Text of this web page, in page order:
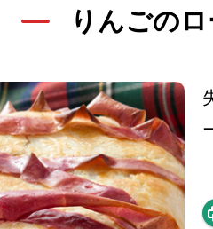
りんごの